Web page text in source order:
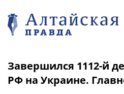
Завершился 1112-й
РФ на Украине.